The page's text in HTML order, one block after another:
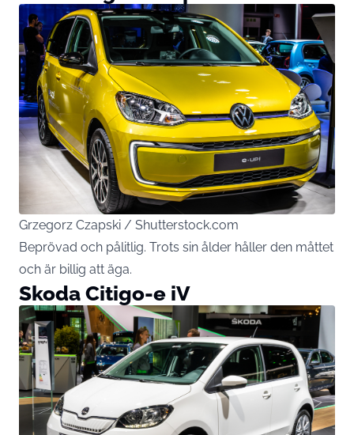
Grzegorz Czapski / Shutterstock.com
Beprövad och pålitlig. Trots sin ålder håller den måttet
och är billig att äga.
Skoda Citigo-e iV